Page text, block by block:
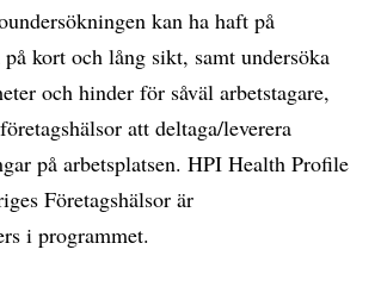
kan ha haft på
på kort och lång sikt, samt undersöka
och hinder för såväl arbetstagare,
att deltaga/leverera
på arbetsplatsen. HPI Health Profile
Företagshälsor är
i programmet.